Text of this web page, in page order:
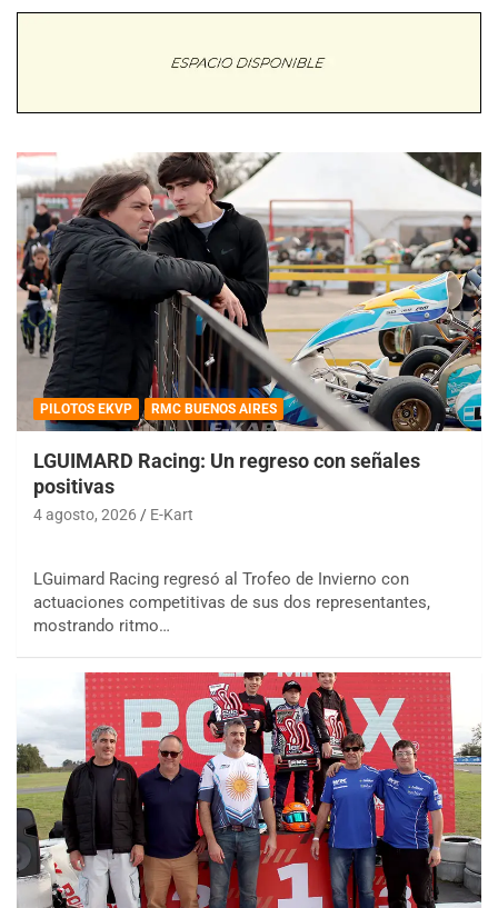
PILOTOS EKVP RMC BUENOS AIRES
LGUIMARD Racing: Un regreso con señales
positivas
4 agosto, 2026 E-Kart
LGuimard Racing regresó al Trofeo de Invierno con
actuaciones competitivas de sus dos representantes,
mostrando ritmo…